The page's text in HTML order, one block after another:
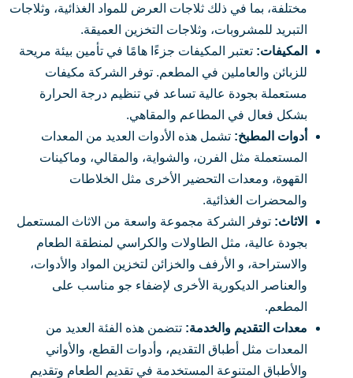
مختلفة، بما في ذلك ثلاجات العرض للمواد الغذائية، وثلاجات
التبريد للمشروبات، وثلاجات التخزين العميقة.
المكيفات:تعتبر المكيفات جزءًا هامًا في تأمين بيئة مريحة
للزبائن والعاملين في المطعم. توفر الشركة مكيفات
مستعملة بجودة عالية تساعد في تنظيم درجة الحرارة
بشكل فعال في المطاعم والمقاهي.
أدوات المطبخ:تشمل هذه الأدوات العديد من المعدات
المستعملة مثل الفرن، والشواية، والمقالي، وماكينات
القهوة، ومعدات التحضير الأخرى مثل الخلاطات
والمحضرات الغذائية.
الاثاث:توفر الشركة مجموعة واسعة من الاثاث المستعمل
بجودة عالية، مثل الطاولات والكراسي لمنطقة الطعام
والاستراحة، و الأرفف والخزائن لتخزين المواد والأدوات،
والعناصر الديكورية الأخرى لإضفاء جو مناسب على
المطعم.
معدات التقديم والخدمة:تتضمن هذه الفئة العديد من
المعدات مثل أطباق التقديم، وأدوات القطع، والأواني
والأطباق المتنوعة المستخدمة في تقديم الطعام وتقديم